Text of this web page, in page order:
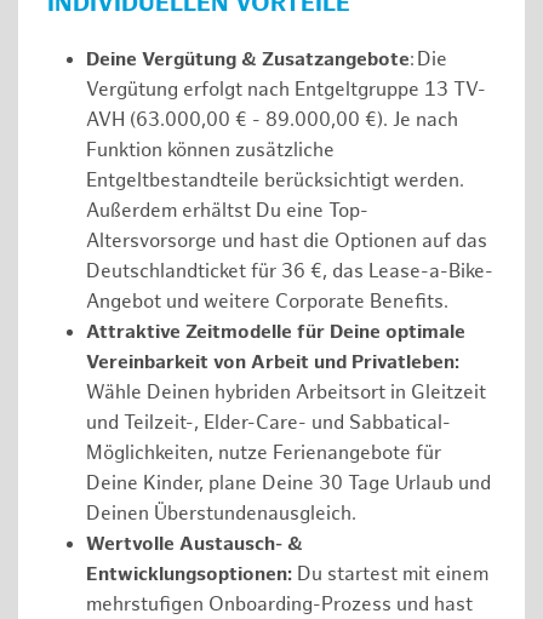
Deine Vergütung & Zusatzangebote: Die
Vergütung erfolgt nach Entgeltgruppe 13 TV-
AVH (63.000,00 € - 89.000,00 €). Je nach
Funktion können zusätzliche
Entgeltbestandteile berücksichtigt werden.
Außerdem erhältst Du eine Top-
Altersvorsorge und hast die Optionen auf das
Deutschlandticket für 36 €, das Lease-a-Bike-
Angebot und weitere Corporate Benefits.
Attraktive Zeitmodelle für Deine optimale
Vereinbarkeit von Arbeit und Privatleben:
Wähle Deinen hybriden Arbeitsort in Gleitzeit
und Teilzeit-, Elder-Care- und Sabbatical-
Möglichkeiten, nutze Ferienangebote für
Deine Kinder, plane Deine 30 Tage Urlaub und
Deinen Überstundenausgleich.
Wertvolle Austausch- &
Entwicklungsoptionen: Du startest mit einem
mehrstufigen Onboarding-Prozess und hast